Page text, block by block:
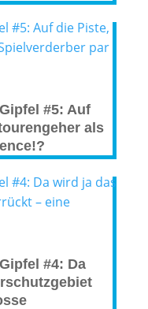
#5: Auf
als
#4: Da